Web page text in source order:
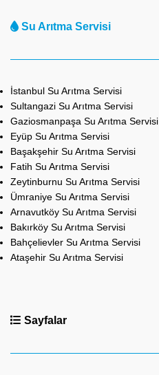
Su Arıtma Servisi
İstanbul Su Arıtma Servisi
Sultangazi Su Arıtma Servisi
Gaziosmanpaşa Su Arıtma Servisi
Eyüp Su Arıtma Servisi
Başakşehir Su Arıtma Servisi
Fatih Su Arıtma Servisi
Zeytinburnu Su Arıtma Servisi
Ümraniye Su Arıtma Servisi
Arnavutköy Su Arıtma Servisi
Bakırköy Su Arıtma Servisi
Bahçelievler Su Arıtma Servisi
Ataşehir Su Arıtma Servisi
Sayfalar